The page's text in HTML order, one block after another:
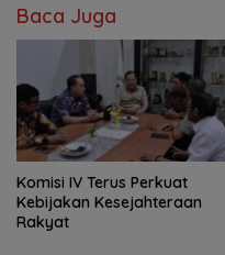
Baca Juga
Komisi IV Terus Perkuat
Kebijakan Kesejahteraan
Rakyat